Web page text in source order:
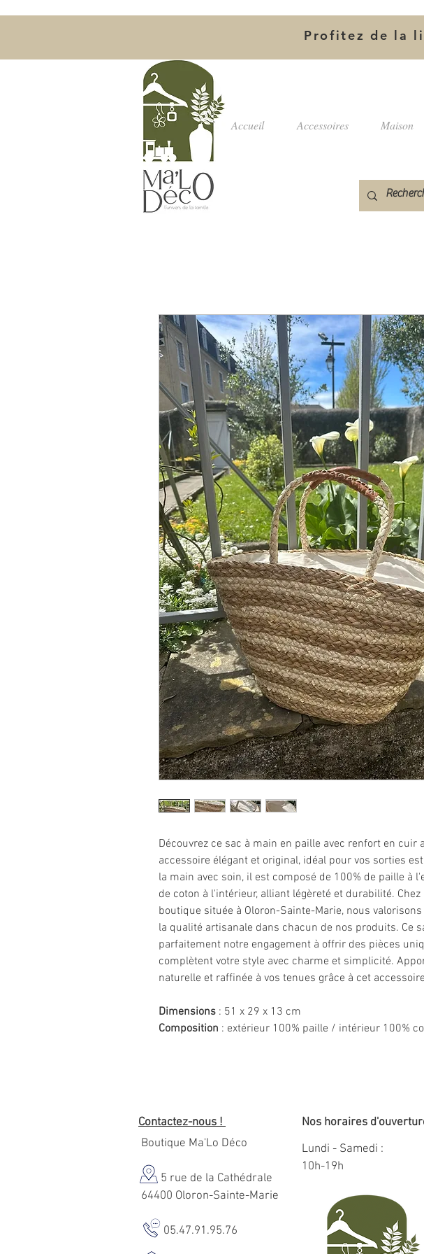
Profitez de la
Accueil Accessoires Maison
Découvrez ce sac à main en paille avec renfort en cuir
accessoire élégant et original, idéal pour vos sorties
la main avec soin, il est composé de 100% de paille à
de coton à l'intérieur, alliant légèreté et durabilité. Chez
boutique située à Oloron-Sainte-Marie, nous
la qualité artisanale dans chacun de nos produits. Ce
parfaitement notre engagement à offrir des pièces
complètent votre style avec charme et simplicité.
naturelle et raffinée à vos tenues grâce à cet
Dimensions : 51 x 29 x 13 cm
Composition : extérieur 100% paille / intérieur 100%
Contactez-nous !
Boutique Ma'Lo Déco
5 rue de la Cathédrale
64400 Oloron-Sainte-Marie
05.47.91.95.76
Nos horaires
Lundi - Samedi :
10h-19h